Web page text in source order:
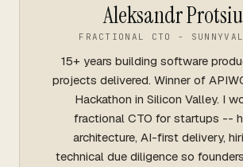
Aleksandr
FRACTIONAL CTO -
15+ years building software
projects delivered. Winner of
Hackathon in Silicon Valley. I
fractional CTO for startups --
architecture, AI-first delivery,
technical due diligence so